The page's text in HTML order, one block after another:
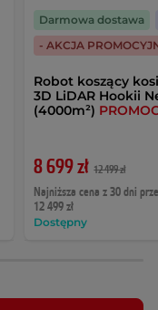
Robot koszący
3D LiDAR Hookii
(4000m²)
8 699 zł 12 499 zł
Najniższa cena z 30 dni
12 499 zł
Dostępny
Darmowa dostawa
- AKCJA